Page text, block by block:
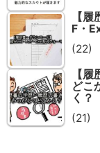
【
F・
(22)
【
どこ
く？
(21)